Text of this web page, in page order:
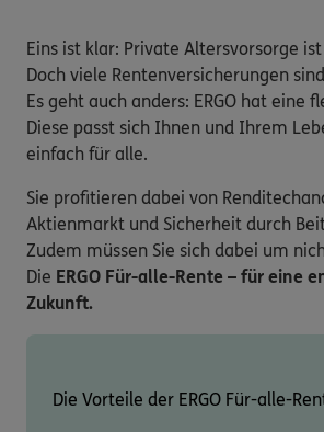
Eins ist klar: Private Altersvorsorge
Doch viele Rentenversicherungen
Es geht auch anders: ERGO hat eine
Diese passt sich Ihnen und Ihrem
einfach für alle.
Sie profitieren dabei von
Aktienmarkt und Sicherheit durch
Zudem müssen Sie sich dabei um
Die ERGO Für-alle-Rente – für eine
Zukunft.
Die Vorteile der ERGO Für-alle-